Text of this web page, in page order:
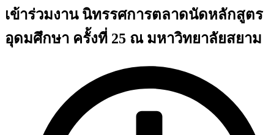
เข้าร่วมงาน นิทรรศการตลาดนัดหลักสูตร
อุดมศึกษา ครั้งที่ 25 ณ มหาวิทยาลัยสยาม